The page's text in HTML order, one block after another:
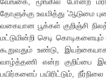
தோளுக்கு உவமித்து 'ஆடுமை
வகையான பூக்கள் குறிஞ்சி
மட்டுமின்றி செடி
கூறுவதும் உண்டு,
வாழ்த்தணி என்ற குறிப்பை
பயிர்களைப் பயிரிட்டும்,